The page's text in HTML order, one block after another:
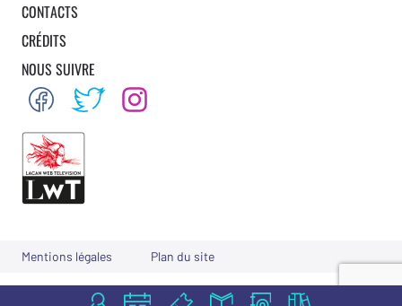
CONTACTS
CRÉDITS
NOUS SUIVRE
Mentions légales Plan du site